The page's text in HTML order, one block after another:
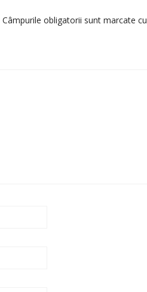
Câmpurile obligatorii sunt marcate cu